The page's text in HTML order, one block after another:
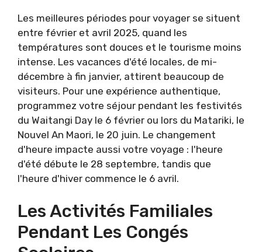
Les meilleures périodes pour voyager se situent
entre février et avril 2025, quand les
températures sont douces et le tourisme moins
intense. Les vacances d'été locales, de mi-
décembre à fin janvier, attirent beaucoup de
visiteurs. Pour une expérience authentique,
programmez votre séjour pendant les festivités
du Waitangi Day le 6 février ou lors du Matariki, le
Nouvel An Maori, le 20 juin. Le changement
d'heure impacte aussi votre voyage : l'heure
d'été débute le 28 septembre, tandis que
l'heure d'hiver commence le 6 avril.
Les Activités Familiales
Pendant Les Congés